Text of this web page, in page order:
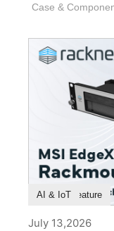
การใช้งานพีซีที่เ
ปรับแต่งละเอียด
ตัวเลือกการปรับ
รวมถึงสี เอฟเฟกต์ และโ
โหมดไฟในตัว ร
Breath, CPU
ก่อนที่จะมีการติ
ขัดเกลาทุกราย
ที่สุด MEG
นี้อย่างแท้จริง ในฐานะเคสระดับเรือธงของ MSI เคสนี้
ไม่ได้ถูกออกแบ
ฮาร์ดแวร์ไฮเอ
สถาปัตยกรรมชิ้
และความประณี
สาย ทุกพื้นผิว แ
ไตร่ตรองมาเป็น
กาลเวลามากก
เป็นมากกว่าเคส
Case &
Product Feature
AI & IoT
July 13,2026